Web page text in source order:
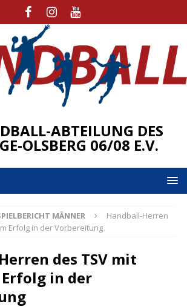
ABTEILUNG DES
OLSBERG 06/08 E.V.
MÄNNER
Handball-Herren
Erfolg in der Vorbereitung
des TSV mit
in der